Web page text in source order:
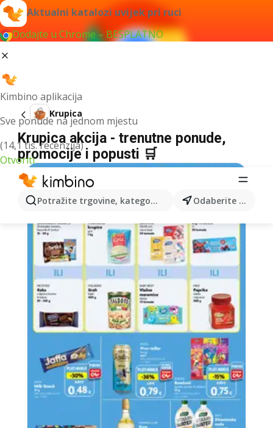
Aktualni katalozi uvijek pri ruci
Dodajte u Chrome – BESPLATNO
Kimbino aplikacija
Sve ponude na jednom mjestu
(14,1 tis. recenzija)
Otvoriti
Potražite trgovine, kategorije, proizvode... Odaberite grad
Krupica
Krupica akcija - trenutne ponude,
promocije i popusti 🛒